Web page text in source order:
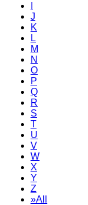
J
K
L
M
N
O
P
Q
R
S
T
U
V
W
X
Y
Z
»All